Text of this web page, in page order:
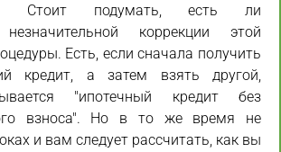
Стоит подумать, есть ли
коррекции этой
Есть, если сначала получить
кредит, а затем взять другой,
"ипотечный кредит без
взноса". Но в то же время не
и вам следует рассчитать, как вы